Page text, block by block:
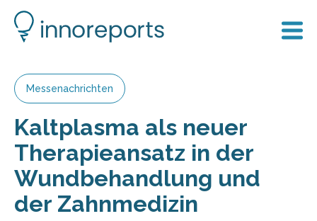
Messenachrichten
Kaltplasma als neuer
Therapieansatz in der
Wundbehandlung und
der Zahnmedizin